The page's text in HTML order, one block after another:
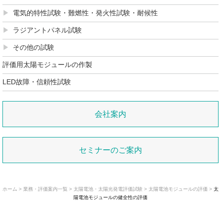
電気的特性試験・難燃性・発火性試験・耐候性
ラジアントパネル試験
その他の試験
評価用太陽モジュールの作製
LED故障・信頼性試験
会社案内
セミナーのご案内
ホーム > 業務・評価案内一覧 > 太陽電池・太陽光発電評価試験 > 太陽電池モジュールの評価 > 太
陽電池モジュールの健全性の評価